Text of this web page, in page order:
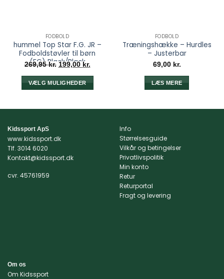
FODBOLD
hummel Top Star F.G. JR –
Fodboldstøvler til børn
(FG) Black/Black
269,95kr. Den
oprindelige
pris
var:
269,95 kr..
199,00 kr.Den
aktuelle
pris
199,00 kr..
VÆLG MULIGHEDER
varianter.
kan
FODBOLD
Træningshække – Hurdles
– Justerbar
69,00 kr.
LÆS MERE
Kidssport ApS
www.kidssport.dk
Tlf. 3014 6020
Kontakt@kidssport.dk
cvr. 45761959
Info
Størrelsesguide
Vilkår og betingelser
Privatlivspolitik
Min konto
Retur
Returportal
Fragt og levering
Om os
Om Kidssport